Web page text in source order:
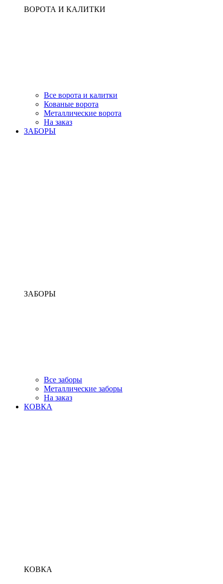
ВОРОТА И КАЛИТКИ
Все ворота и калитки
Кованые ворота
Металлические ворота
На заказ
ЗАБОРЫ
ЗАБОРЫ
Все заборы
Металлические заборы
На заказ
КОВКА
КОВКА